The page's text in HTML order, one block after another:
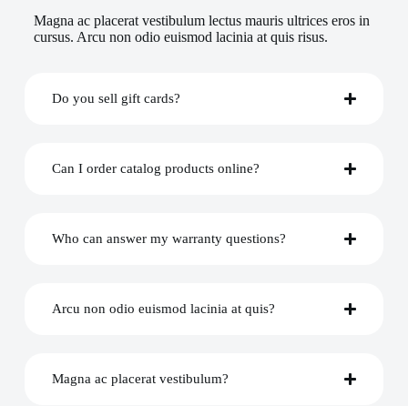
Magna ac placerat vestibulum lectus mauris ultrices eros in
cursus. Arcu non odio euismod lacinia at quis risus.
Do you sell gift cards?
Can I order catalog products online?
Who can answer my warranty questions?
Arcu non odio euismod lacinia at quis?
Magna ac placerat vestibulum?